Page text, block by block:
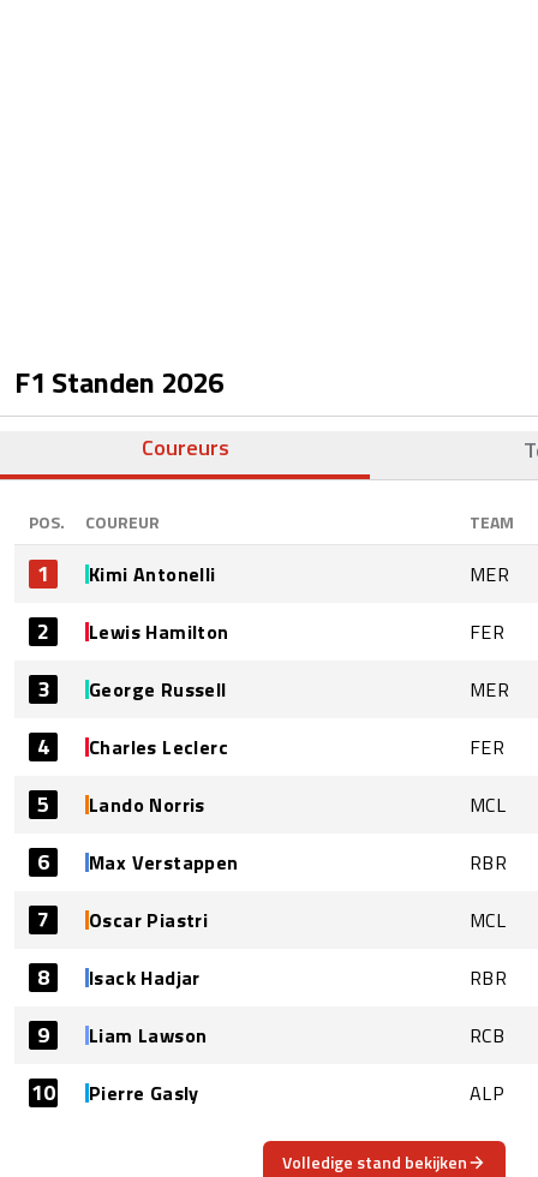
F1 Standen 2026
Coureurs
POS. COUREUR TEAM
1 Kimi Antonelli MER
2 Lewis Hamilton FER
3 George Russell MER
4 Charles Leclerc FER
5 Lando Norris MCL
6 Max Verstappen RBR
7 Oscar Piastri MCL
8 Isack Hadjar RBR
9 Liam Lawson RCB
10 Pierre Gasly ALP
Volledige stand bekijken